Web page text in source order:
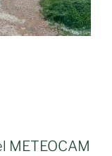
METEOCAM